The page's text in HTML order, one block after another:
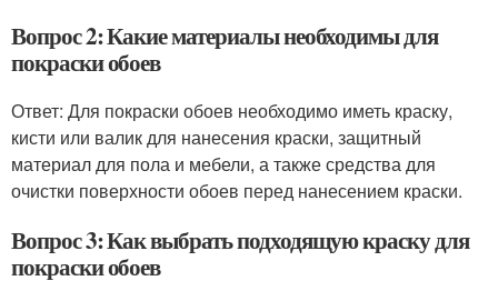
Вопрос 2: Какие материалы необходимы для
покраски обоев
Ответ: Для покраски обоев необходимо иметь краску,
кисти или валик для нанесения краски, защитный
материал для пола и мебели, а также средства для
очистки поверхности обоев перед нанесением краски.
Вопрос 3: Как выбрать подходящую краску для
покраски обоев